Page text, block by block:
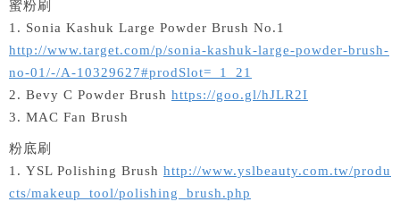
蜜粉刷
1. Sonia Kashuk Large Powder Brush No.1
http://www.target.com/p/sonia-kashuk-large-powder-brush-
no-01/-/A-10329627#prodSlot=_1_21
2. Bevy C Powder Brush https://goo.gl/hJLR2I
3. MAC Fan Brush
粉底刷
1. YSL Polishing Brush http://www.yslbeauty.com.tw/produ
cts/makeup_tool/polishing_brush.php